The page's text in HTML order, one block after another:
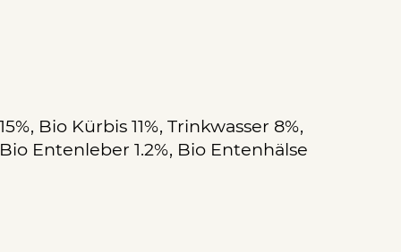
Bio Kürbis 11%, Trinkwasser 8%,
Entenleber 1.2%, Bio Entenhälse